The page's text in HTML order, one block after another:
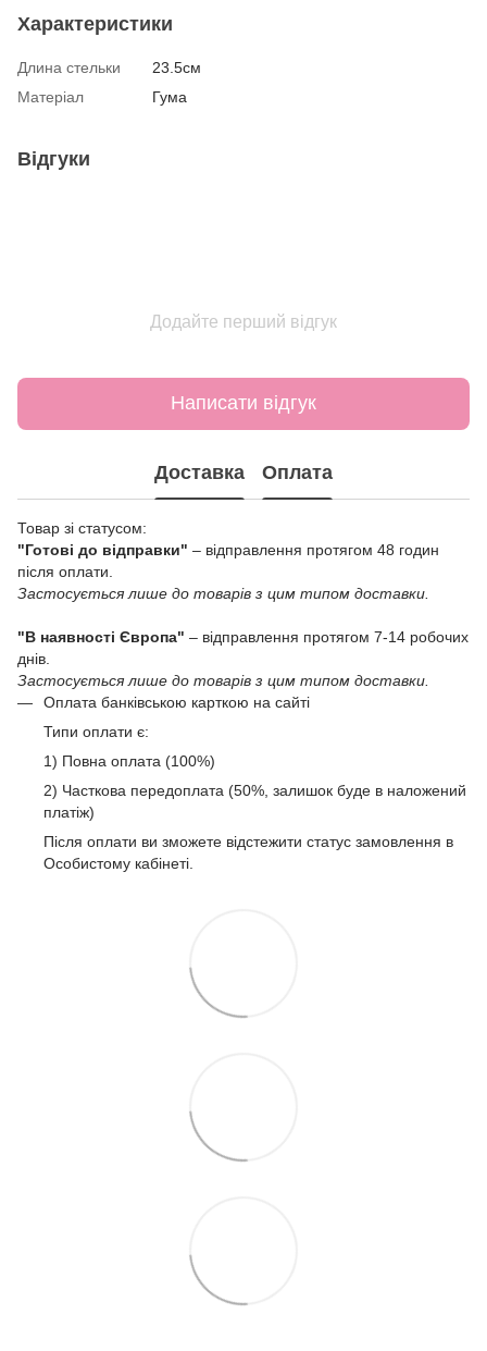
Характеристики
Длина стельки
23.5см
Матеріал
Гума
Відгуки
Додайте перший відгук
Написати відгук
Доставка Оплата
Товар зі статусом:
"Готові до відправки" – відправлення протягом 48 годин
після оплати.
Застосується лише до товарів з цим типом доставки.
"В наявності Європа" – відправлення протягом 7-14 робочих
днів.
Застосується лише до товарів з цим типом доставки.
Оплата банківською карткою на сайті
Типи оплати є:
1) Повна оплата (100%)
2) Часткова передоплата (50%, залишок буде в наложений
платіж)
Після оплати ви зможете відстежити статус замовлення в
Особистому кабінеті.